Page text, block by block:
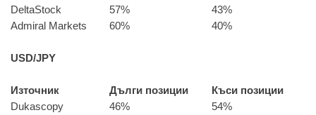
DeltaStock
57%
43%
Admiral Markets
60% 40%
USD/JPY
Източник Дълги позиции
Къси позиции
Dukascopy
46%
54%